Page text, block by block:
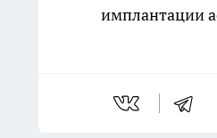
имплантации